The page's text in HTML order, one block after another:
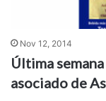
Nov 12, 2014
Última
asociado de